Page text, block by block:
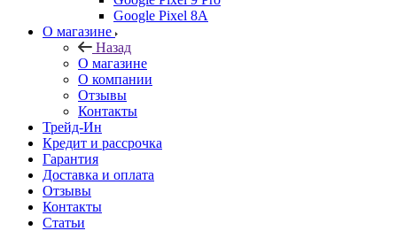
Google Pixel 8A
О магазине
Назад
О магазине
О компании
Отзывы
Контакты
Трейд-Ин
Кредит и рассрочка
Гарантия
Доставка и оплата
Отзывы
Контакты
Статьи